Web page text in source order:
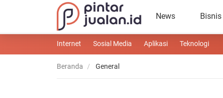
News Bisnis
Internet Sosial Media Aplikasi Teknologi
Beranda General